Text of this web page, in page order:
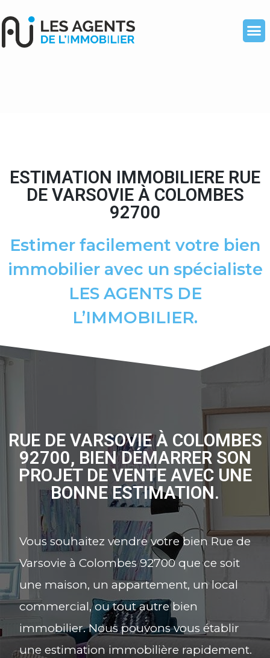
ESTIMATION IMMOBILIERE RUE
DE VARSOVIE À COLOMBES
92700
Estimer facilement votre bien
immobilier avec un spécialiste
LES AGENTS DE
L’IMMOBILIER.
RUE DE VARSOVIE À COLOMBES
92700, BIEN DÉMARRER SON
PROJET DE VENTE AVEC UNE
BONNE ESTIMATION.
Vous souhaitez vendre votre bien Rue de
Varsovie à Colombes 92700 que ce soit
une maison, un appartement, un local
commercial, ou tout autre bien
immobilier. Nous pouvons vous établir
une estimation immobilière rapidement.